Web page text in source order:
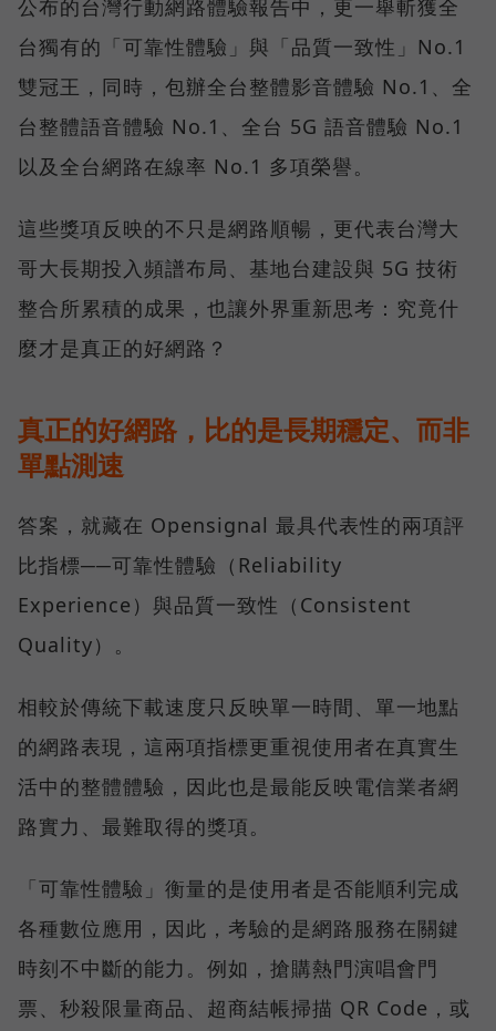
公布的台灣行動網路體驗報告中，更一舉斬獲全
台獨有的「可靠性體驗」與「品質一致性」No.1
雙冠王，同時，包辦全台整體影音體驗 No.1、全
台整體語音體驗 No.1、全台 5G 語音體驗 No.1
以及全台網路在線率 No.1 多項榮譽。
這些獎項反映的不只是網路順暢，更代表台灣大
哥大長期投入頻譜布局、基地台建設與 5G 技術
整合所累積的成果，也讓外界重新思考：究竟什
麼才是真正的好網路？
真正的好網路，比的是長期穩定、而非
單點測速
答案，就藏在 Opensignal 最具代表性的兩項評
比指標──可靠性體驗（Reliability
Experience）與品質一致性（Consistent
Quality）。
相較於傳統下載速度只反映單一時間、單一地點
的網路表現，這兩項指標更重視使用者在真實生
活中的整體體驗，因此也是最能反映電信業者網
路實力、最難取得的獎項。
「可靠性體驗」衡量的是使用者是否能順利完成
各種數位應用，因此，考驗的是網路服務在關鍵
時刻不中斷的能力。例如，搶購熱門演唱會門
票、秒殺限量商品、超商結帳掃描 QR Code，或